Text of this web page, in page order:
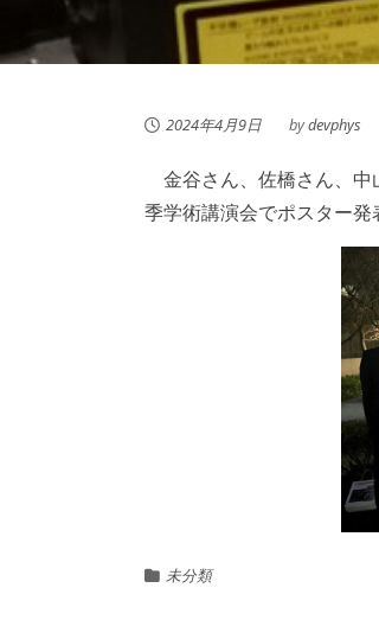
2024年4月9日 bydevphys
金谷さん、佐橋さん、中
季学術講演会でポスター発
未分類